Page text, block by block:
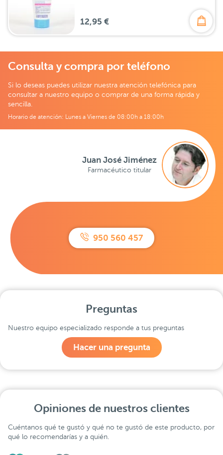
12,95 €
Consulta y compra por teléfono
Si lo deseas puedes utilizar nuestra atención telefónica para
consultar a nuestro equipo o comprar de una forma rápida y
sencilla.
Horario de atención: Lunes a Viernes de 08:00h a 18:00h
950 560 457
Juan José Jiménez
Farmacéutico titular
Preguntas
Nuestro equipo especializado responde a tus preguntas
Hacer una pregunta
Opiniones de nuestros clientes
Cuéntanos qué te gustó y qué no te gustó de este producto, por
qué lo recomendarías y a quién.